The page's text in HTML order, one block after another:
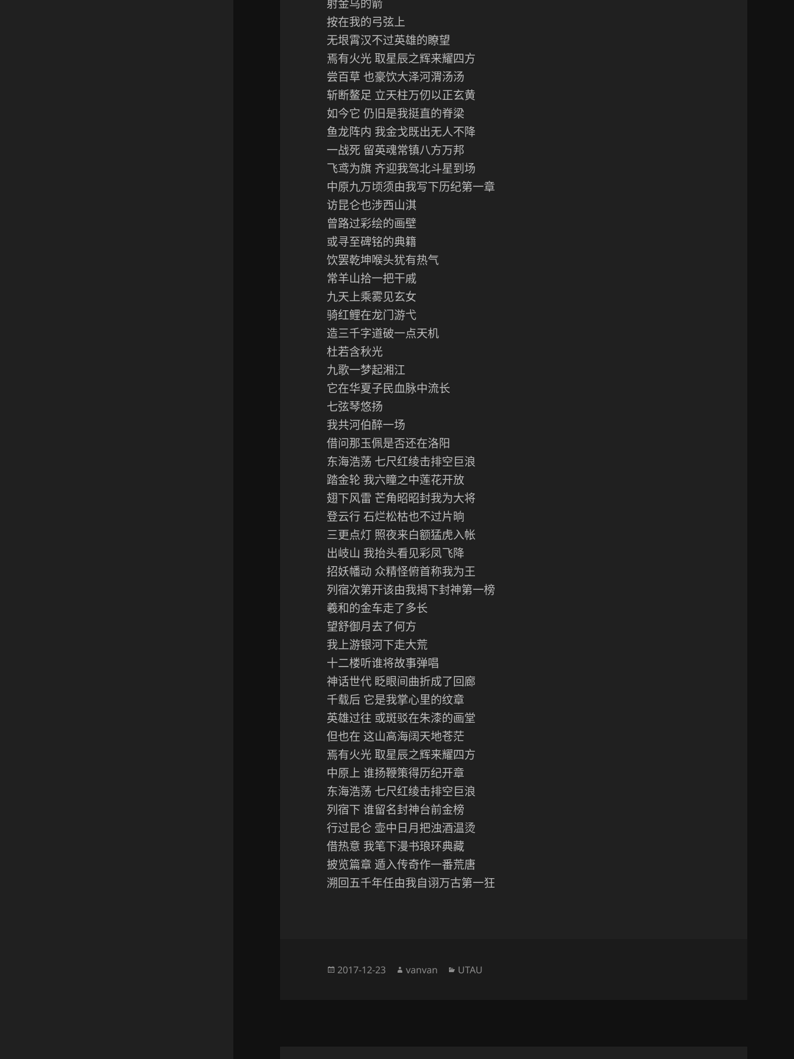
射金乌的箭
按在我的弓弦上
无垠霄汉不过英雄的瞭望
焉有火光 取星辰之辉来耀四方
尝百草 也豪饮大泽河渭汤汤
斩断鳌足 立天柱万仞以正玄黄
如今它 仍旧是我挺直的脊梁
鱼龙阵内 我金戈既出无人不降
一战死 留英魂常镇八方万邦
飞鸢为旗 齐迎我驾北斗星到场
中原九万顷须由我写下历纪第一章
访昆仑也涉西山淇
曾路过彩绘的画壁
或寻至碑铭的典籍
饮罢乾坤喉头犹有热气
常羊山拾一把干戚
九天上乘雾见玄女
骑红鲤在龙门游弋
造三千字道破一点天机
杜若含秋光
九歌一梦起湘江
它在华夏子民血脉中流长
七弦琴悠扬
我共河伯醉一场
借问那玉佩是否还在洛阳
东海浩荡 七尺红绫击排空巨浪
踏金轮 我六瞳之中莲花开放
翅下风雷 芒角昭昭封我为大将
登云行 石烂松枯也不过片晌
三更点灯 照夜来白额猛虎入帐
出岐山 我抬头看见彩凤飞降
招妖幡动 众精怪俯首称我为王
列宿次第开该由我揭下封神第一榜
羲和的金车走了多长
望舒御月去了何方
我上游银河下走大荒
十二楼听谁将故事弹唱
神话世代 眨眼间曲折成了回廊
千载后 它是我掌心里的纹章
英雄过往 或斑驳在朱漆的画堂
但也在 这山高海阔天地苍茫
焉有火光 取星辰之辉来耀四方
中原上 谁扬鞭策得历纪开章
东海浩荡 七尺红绫击排空巨浪
列宿下 谁留名封神台前金榜
行过昆仑 壶中日月把浊酒温烫
借热意 我笔下漫书琅环典藏
披览篇章 遁入传奇作一番荒唐
溯回五千年任由我自诩万古第一狂
发
2017-12-23
作
vanvan
分
UTAU